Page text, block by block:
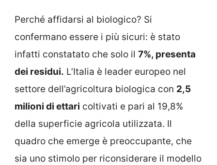
Perché affidarsi al biologico? Si
confermano essere i più sicuri: è stato
infatti constatato che solo il 7%, presenta
dei residui. L’Italia è leader europeo nel
settore dell’agricoltura biologica con 2,5
milioni di ettari coltivati e pari al 19,8%
della superficie agricola utilizzata. Il
quadro che emerge è preoccupante, che
sia uno stimolo per riconsiderare il modello